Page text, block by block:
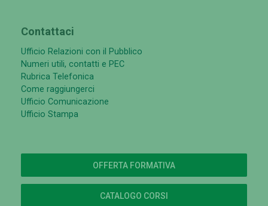
Contattaci
Ufficio Relazioni con il Pubblico
Numeri utili, contatti e PEC
Rubrica Telefonica
Come raggiungerci
Ufficio Comunicazione
Ufficio Stampa
OFFERTA FORMATIVA
CATALOGO CORSI